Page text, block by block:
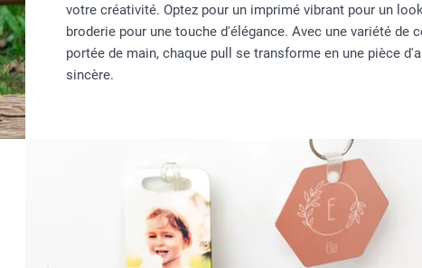
votre créativité. Optez pour un imprimé vibrant pour un
broderie pour une touche d'élégance. Avec une variété de
portée de main, chaque pull se transforme en une pièce
sincère.